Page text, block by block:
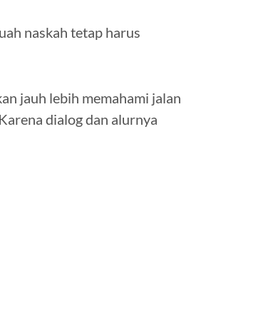
naskah tetap harus
jauh lebih memahami jalan
dialog dan alurnya